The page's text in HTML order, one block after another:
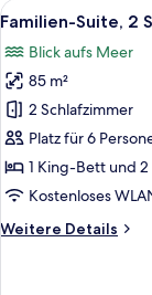
anzeigen
-
view,
King
Bed
Alle
Fotos
für
Familien-
Suite,
2
Meerblick
anzeigen
6
Familien-Suite, 2
Blick aufs Meer
85 m²
2 Schlafzimmer
Platz für 6
1 King-Bett und
Kostenloses
Weitere Details
Weitere